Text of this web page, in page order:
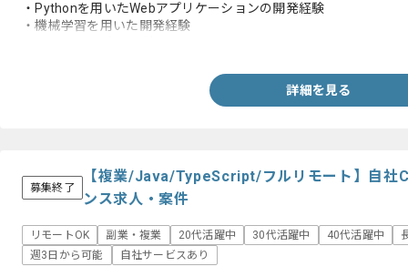
・Pythonを用いたWebアプリケーションの開発経験
・機械学習を用いた開発経験
詳細を見る
募集終了
【複業/Java/TypeScript/フルリモート】自社
ンス求人・案件
リモートOK 副業・複業 20代活躍中 30代活躍中 40代活躍中
週3日から可能
自社サービスあり